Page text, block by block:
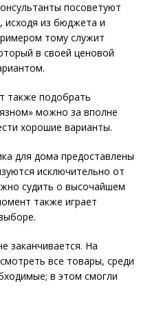
посоветуют
из бюджета и
тому служит
в своей ценовой
также подобрать
можно за вполне
хорошие варианты.
для дома предоставлены
исключительно от
судить о высочайшем
также играет
заканчивается. На
все товары, среди
в этом смогли